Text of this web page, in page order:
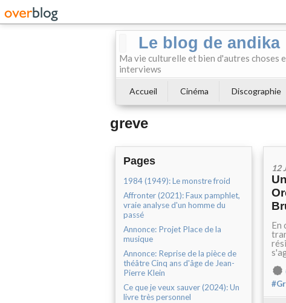
Le blog de andika
Ma vie culturelle et bien d'autres choses
interviews
Accueil Cinéma Discographie
greve
Pages
1984 (1949): Le monstre froid
Affronter (2021): Faux pamphlet,
vraie analyse d'un homme du
passé
Annonce: Projet Place de la
musique
Annonce: Reprise de la pièce de
théâtre Cinq ans d'âge de Jean-
Pierre Klein
Ce que je veux sauver (2024): Un
livre très personnel
12
En